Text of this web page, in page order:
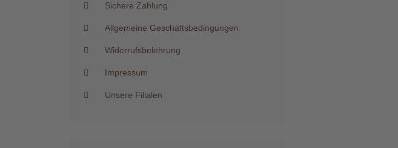
Sichere Zahlung
Allgemeine Geschäftsbedingungen
Widerrufsbelehrung
Impressum
Unsere Filialen